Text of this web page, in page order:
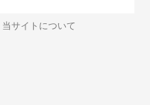
当サイトについて